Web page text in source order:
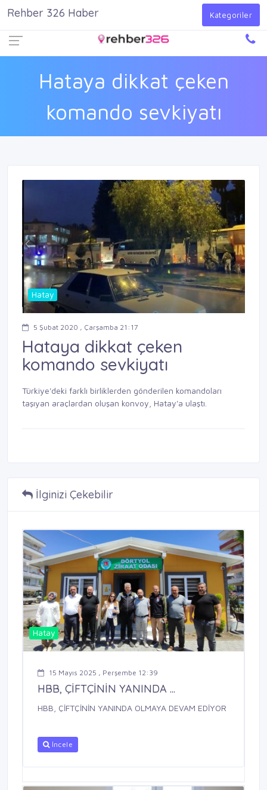
Giriş Yap
Hataya dikkat çeken
komando sevkiyatı
Rehber 326 Haber Kategoriler
Hatay
5 Şubat 2020 , Çarşamba 21:17
Hataya dikkat çeken
komando sevkiyatı
Türkiye'deki farklı birliklerden gönderilen komandoları
taşıyan araçlardan oluşan konvoy, Hatay'a ulaştı.
İlginizi Çekebilir
Hatay
15 Mayıs 2025 , Perşembe 12:39
HBB, ÇİFTÇİNİN YANINDA ...
HBB, ÇİFTÇİNİN YANINDA OLMAYA DEVAM EDİYOR
İncele